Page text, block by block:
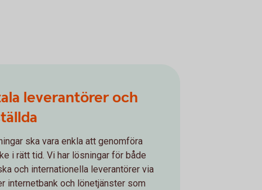
leverantörer och
ska vara enkla att genomföra
i rätt tid. Vi har lösningar för både
och internationella leverantörer via
internetbank och lönetjänster som